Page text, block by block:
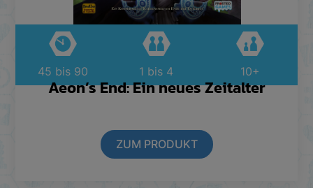
Aeon’s End: Ein neues Zeitalter
ZUM PRODUKT
45 bis 90 1 bis 4 10+